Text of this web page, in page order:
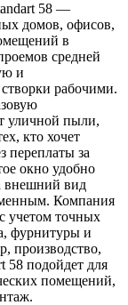
58 —
домов, офисов,
в
средней
и
рабочими.
уличной пыли,
кто хочет
переплаты за
окно удобно
внешний вид
Компания
учетом точных
фурнитуры и
производство,
58 подойдет для
помещений,